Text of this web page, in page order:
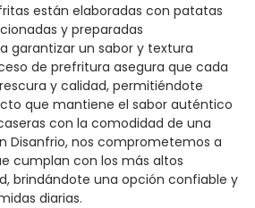
están elaboradas con patatas
y preparadas
garantizar un sabor y textura
de prefritura asegura que cada
y calidad, permitiéndote
que mantiene el sabor auténtico
con la comodidad de una
Disanfrio, nos comprometemos a
cumplan con los más altos
brindándote una opción confiable y
diarias.